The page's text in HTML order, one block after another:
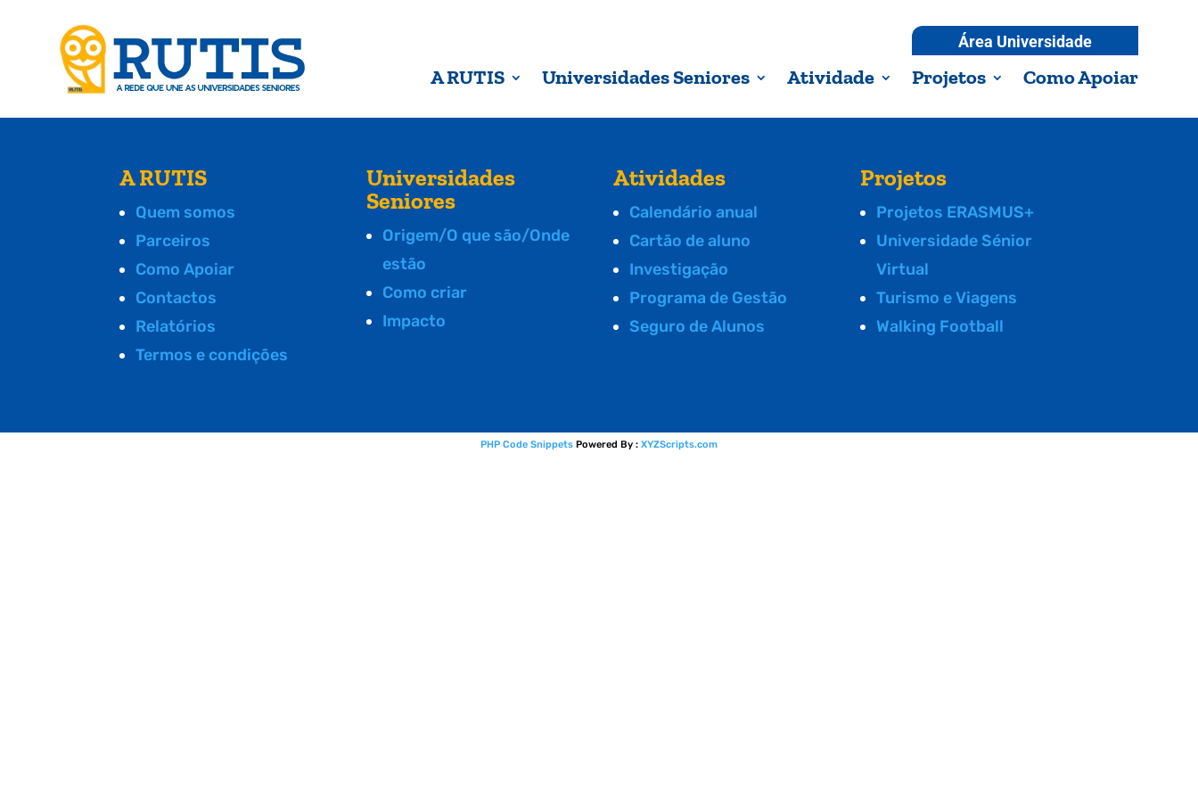
Área Universidade
A RUTIS Universidades Seniores Atividade Projetos Como Apoiar
A RUTIS
Quem somos
Parceiros
Como Apoiar
Contactos
Relatórios
Termos e condições
Universidades
Seniores
Origem/O que são/Onde
estão
Como criar
Impacto
Atividades
Calendário anual
Cartão de aluno
Investigação
Programa de Gestão
Seguro de Alunos
Projetos
Projetos ERASMUS+
Universidade Sénior
Virtual
Turismo e Viagens
Walking Football
PHP Code Snippets Powered By : XYZScripts.com